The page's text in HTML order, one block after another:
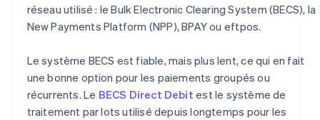
réseau utilisé : le Bulk Electronic Clearing System (BECS), la
New Payments Platform (NPP), BPAY ou eftpos.
Le système BECS est fiable, mais plus lent, ce qui en fait
une bonne option pour les paiements groupés ou
récurrents. Le BECS Direct Debit est le système de
traitement par lots utilisé depuis longtemps pour les